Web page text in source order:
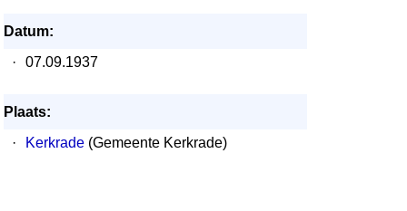
Datum:
·
07.09.1937
Plaats:
·
Kerkrade (Gemeente Kerkrade)